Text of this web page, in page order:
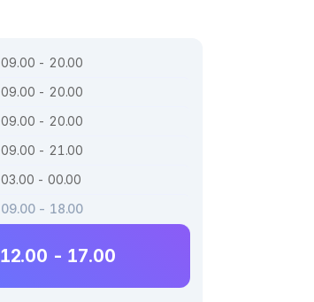
09.00 - 20.00
09.00 - 20.00
09.00 - 20.00
09.00 - 21.00
03.00 - 00.00
09.00 - 18.00
12.00 - 17.00